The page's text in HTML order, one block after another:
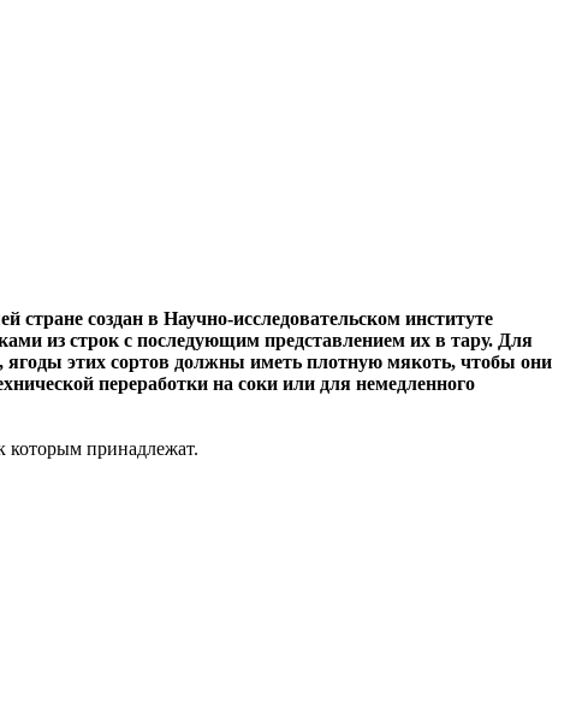
создан в Научно-исследовательском институте
из строк с последующим представлением их в тару. Для
этих сортов должны иметь плотную мякоть, чтобы они
переработки на соки или для немедленного
которым принадлежат.